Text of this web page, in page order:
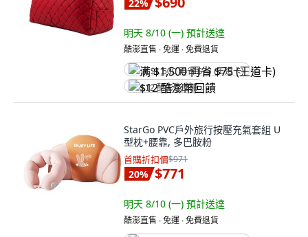
22%
明天 8/10 (一) 預計送達
酷澎直售 ∙ 免運 ∙ 免費退貨
满 $1,500 再省 $75 (王道卡)
$12 酷澎幣回饋
StarGo PVC戶外旅行按壓充氣套組 U
型枕+腰靠, 多巴胺粉
首購折扣價$971
20% $771
明天 8/10 (一) 預計送達
酷澎直售 ∙ 免運 ∙ 免費退貨